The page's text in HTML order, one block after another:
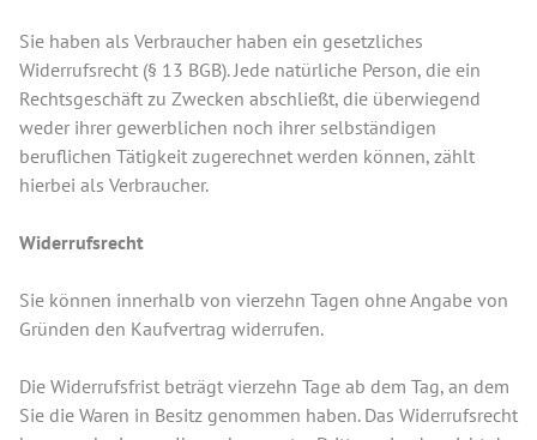
Sie haben als Verbraucher haben ein gesetzliches
Widerrufsrecht (§ 13 BGB). Jede natürliche Person, die ein
Rechtsgeschäft zu Zwecken abschließt, die überwiegend
weder ihrer gewerblichen noch ihrer selbständigen
beruflichen Tätigkeit zugerechnet werden können, zählt
hierbei als Verbraucher.
Widerrufsrecht
Sie können innerhalb von vierzehn Tagen ohne Angabe von
Gründen den Kaufvertrag widerrufen.
Die Widerrufsfrist beträgt vierzehn Tage ab dem Tag, an dem
Sie die Waren in Besitz genommen haben. Das Widerrufsrecht